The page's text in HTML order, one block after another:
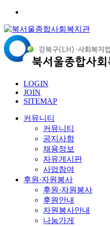
LOGIN
JOIN
SITEMAP
커뮤니티
커뮤니티
공지사항
채용정보
자유게시판
사업참여
후원·자원봉사
후원·자원봉사
후원안내
자원봉사안내
나눔가게